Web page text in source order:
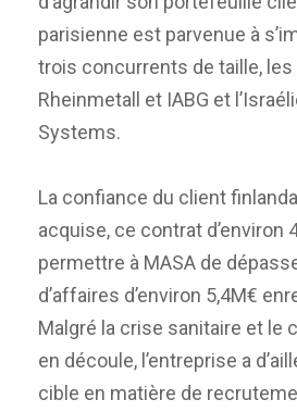
parisienne est parvenue à
trois concurrents de taille, les
Rheinmetall et IABG et
Systems.
La confiance du client
acquise, ce contrat d’environ
permettre à MASA de
d’affaires d’environ 5,4M€
Malgré la crise sanitaire et le
en découle, l’entreprise a
cible en matière de